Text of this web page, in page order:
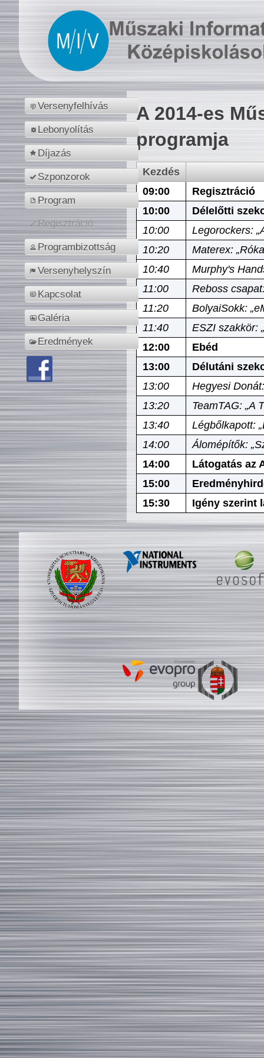
Versenyfelhívás
Lebonyolítás
Díjazás
Szponzorok
Program
Regisztráció
Programbizottság
Versenyhelyszín
Kapcsolat
Galéria
Eredmények
A 2014-es
programja
Kezdés
09:00
Regisztráció
10:00
Délelőtti
10:00
Legorockers:
10:20
Materex:
10:40
Murphy's
11:00
Reboss
11:20
BolyaiSokk:
11:40
ESZI szakkör:
12:00
Ebéd
13:00
Délutáni
13:00
Hegyesi
13:20
TeamTAG: „A
13:40
Légbőlkapott:
14:00
Álomépítők:
14:00
Látogatás az
15:00
15:30
Igény szerint